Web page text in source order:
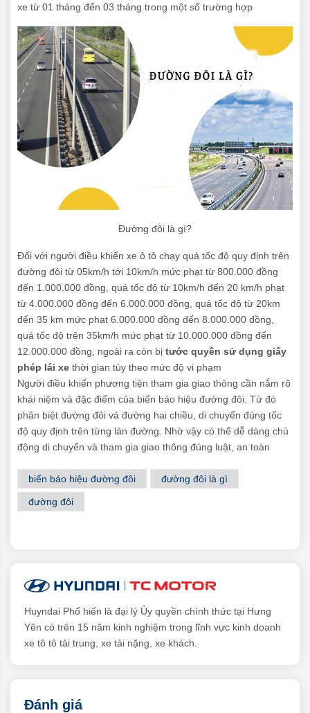
xe từ 01 tháng đến 03 tháng trong một số trường hợp
Đường đôi là gì?
Đối với người điều khiển xe ô tô chạy quá tốc độ quy định trên
đường đôi từ 05km/h tới 10km/h mức phạt từ 800.000 đồng
đến 1.000.000 đồng, quá tốc độ từ 10km/h đến 20 km/h phạt
từ 4.000.000 đồng đến 6.000.000 đồng, quá tốc độ từ 20km
đến 35 km mức phạt 6.000.000 đồng đến 8.000.000 đồng,
quá tốc độ trên 35km/h mức phạt từ 10.000.000 đồng đến
12.000.000 đồng, ngoài ra còn bị tước quyền sử dụng giấy
phép lái xe thời gian tùy theo mức độ vi phạm
Người điều khiển phương tiện tham gia giao thông cần nắm rõ
khái niệm và đặc điểm của biển báo hiệu đường đôi. Từ đó
phân biệt đường đôi và đường hai chiều, di chuyển đúng tốc
độ quy định trên từng làn đường. Nhờ vậy có thể dễ dàng chủ
động di chuyển và tham gia giao thông đúng luật, an toàn
biển báo hiệu đường đôi đường đôi là gì
đường đôi
Huyndai Phố hiến là đại lý Ủy quyền chính thức tại Hưng
Yên có trên 15 năm kinh nghiệm trong lĩnh vực kinh doanh
xe tô tô tải trung, xe tải nặng, xe khách.
Đánh giá